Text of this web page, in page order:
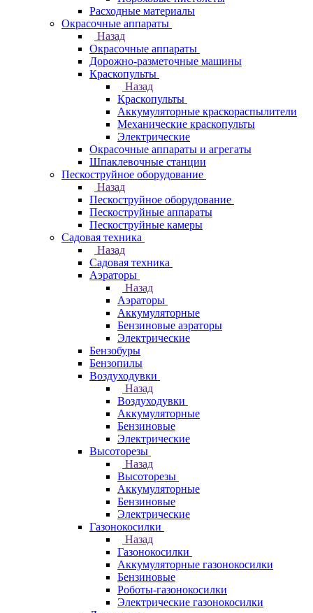
Расходные материалы
Окрасочные аппараты
Назад
Окрасочные аппараты
Дорожно-разметочные машины
Краскопульты
Назад
Краскопульты
Аккумуляторные краскораспылители
Механические краскопульты
Электрические
Окрасочные аппараты и агрегаты
Шпаклевочные станции
Пескоструйное оборудование
Назад
Пескоструйное оборудование
Пескоструйные аппараты
Пескоструйные камеры
Садовая техника
Назад
Садовая техника
Аэраторы
Назад
Аэраторы
Аккумуляторные
Бензиновые аэраторы
Электрические
Бензобуры
Бензопилы
Воздуходувки
Назад
Воздуходувки
Аккумуляторные
Бензиновые
Электрические
Высоторезы
Назад
Высоторезы
Аккумуляторные
Бензиновые
Электрические
Газонокосилки
Назад
Газонокосилки
Аккумуляторные газонокосилки
Бензиновые
Роботы-газонокосилки
Электрические газонокосилки